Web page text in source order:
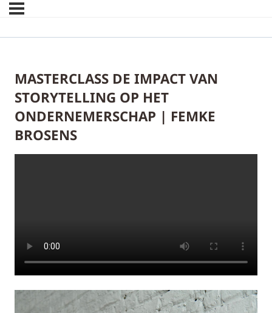
MASTERCLASS DE IMPACT VAN
STORYTELLING OP HET
ONDERNEMERSCHAP | FEMKE
BROSENS